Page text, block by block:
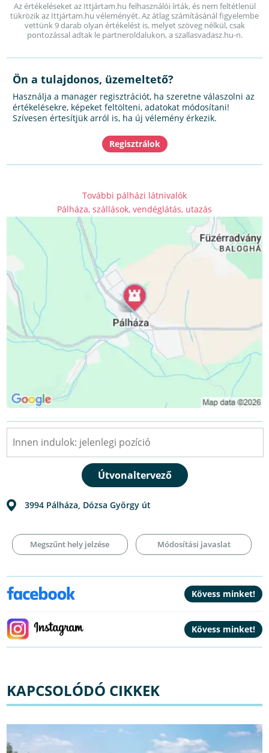
Az értékeléseket az Ittjártam.hu felhasználói írták, és nem feltétlenül
tükrözik az Ittjártam.hu véleményét. Az átlag számításánál figyelembe
vettünk 9 darab olyan értékelést is, melyet szöveg nélkül, csak
pontozással adtak le partneroldalukon, a szallasvadasz.hu-n.
Ön a tulajdonos, üzemeltető?
Használja a manager regisztrációt, ha szeretne válaszolni az
értékelésekre, képeket feltölteni, adatokat módosítani!
Szívesen értesítjük arról is, ha új vélemény érkezik.
További pálházi látnivalók
Pálháza, szállások, vendéglátás, utazás
3994 Pálháza, Dózsa György út
Megszűnt hely jelzése Módosítási javaslat
KAPCSOLÓDÓ CIKKEK